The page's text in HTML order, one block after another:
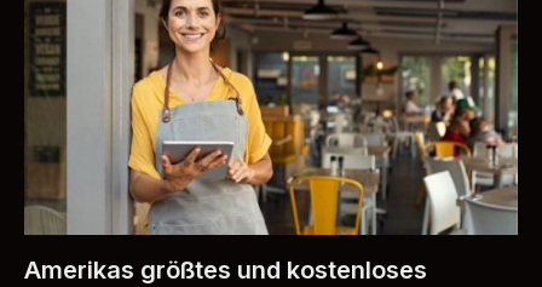
Amerikas größtes und kostenloses